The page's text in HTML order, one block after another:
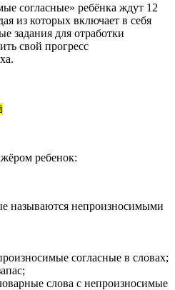
согласные» ребёнка ждут 12
из которых включает в себя
задания для отработки
свой прогресс
ребенок:
называются непроизносимыми
согласные в словах;
слова с непроизносимые